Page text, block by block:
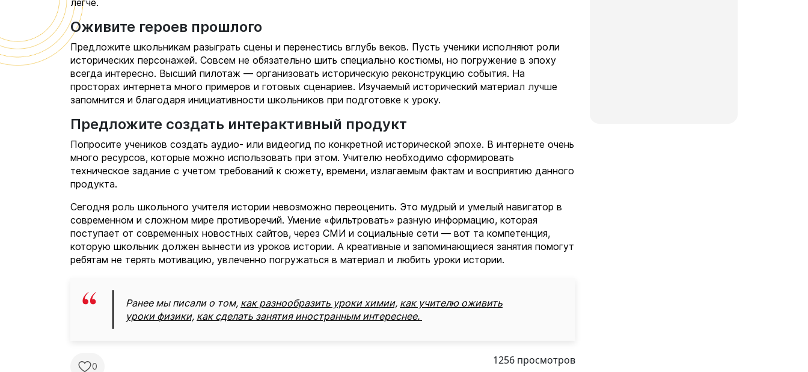
Оживите героев прошлого
Предложите школьникам разыграть сцены и перенестись вглубь веков. Пусть ученики исполняют роли
исторических персонажей. Совсем не обязательно шить специально костюмы, но погружение в эпоху
всегда интересно. Высший пилотаж — организовать историческую реконструкцию события. На
просторах интернета много примеров и готовых сценариев. Изучаемый исторический материал лучше
запомнится и благодаря инициативности школьников при подготовке к уроку.
Предложите создать интерактивный продукт
Попросите учеников создать аудио- или видеогид по конкретной исторической эпохе. В интернете очень
много ресурсов, которые можно использовать при этом. Учителю необходимо сформировать
техническое задание с учетом требований к сюжету, времени, излагаемым фактам и восприятию данного
продукта.
Сегодня роль школьного учителя истории невозможно переоценить. Это мудрый и умелый навигатор в
современном и сложном мире противоречий. Умение «фильтровать» разную информацию, которая
поступает от современных новостных сайтов, через СМИ и социальные сети — вот та компетенция,
которую школьник должен вынести из уроков истории. А креативные и запоминающиеся занятия помогут
ребятам не терять мотивацию, увлеченно погружаться в материал и любить уроки истории.
Ранее мы писали о том, как разнообразить уроки химии, как учителю оживить
уроки физики, как сделать занятия иностранным интереснее.
0 1256 просмотров